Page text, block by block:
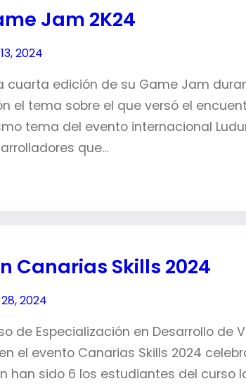
Jam 2K24
2024
cuarta edición de su Game Jam
el tema sobre el que versó el
tema del evento internacional
que…
Canarias Skills 2024
2024
de Especialización en Desarrollo de
el evento Canarias Skills 2024
han sido 6 los estudiantes del curso